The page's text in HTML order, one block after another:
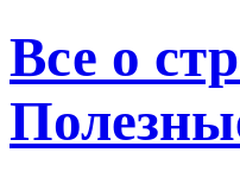
Все о